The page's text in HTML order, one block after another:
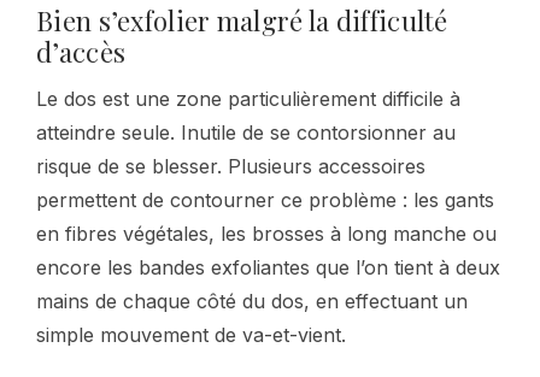
Bien s’exfolier malgré la difficulté
d’accès
Le dos est une zone particulièrement difficile à
atteindre seule. Inutile de se contorsionner au
risque de se blesser. Plusieurs accessoires
permettent de contourner ce problème : les gants
en fibres végétales, les brosses à long manche ou
encore les bandes exfoliantes que l’on tient à deux
mains de chaque côté du dos, en effectuant un
simple mouvement de va-et-vient.